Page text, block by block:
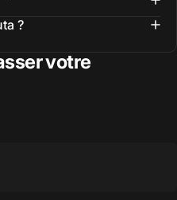
?
votre